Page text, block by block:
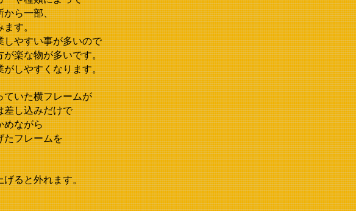
ら一部、
ます。
やすい事が多いので
楽な物が多いです。
しやすくなります。
いた横フレームが
し込みだけで
ながら
フレームを
ると外れます。